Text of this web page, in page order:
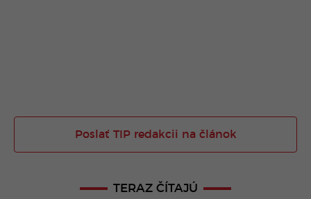
Poslať TIP redakcii na článok
TERAZ ČÍTAJÚ